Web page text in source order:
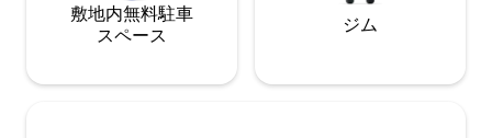
敷地内無料駐⁠車
ス⁠ペ⁠ー⁠ス
ジム